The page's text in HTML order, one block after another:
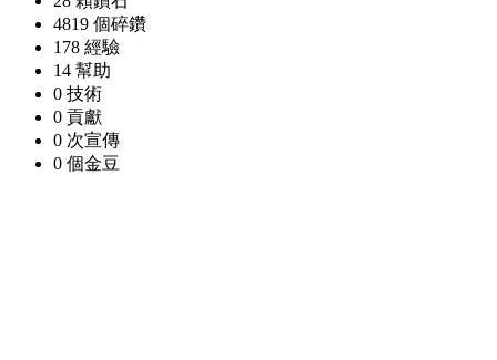
4819 個碎鑽
178 經驗
14 幫助
0 技術
0 貢獻
0 次宣傳
0 個金豆